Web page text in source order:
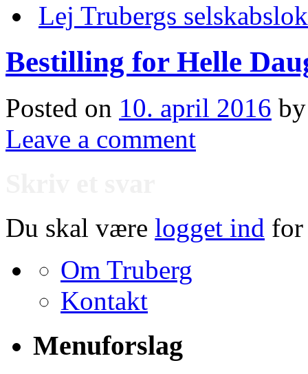
Lej Trubergs
Bestilling for Helle
Posted on 10. april 2016 by
Leave a comment
Du skal være logget ind for
Om Truberg
Kontakt
Menuforslag